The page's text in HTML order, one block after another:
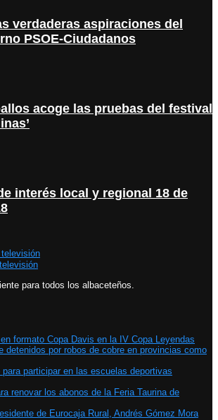
verdaderas aspiraciones del
PSOE-Ciudadanos
acoge las pruebas del festival
interés local y regional 18 de
para todos los albaceteños.
formato Copa Davis en la IV Copa Leyendas
detenidos por robos de cobre en provincias como
participar en las escuelas deportivas
renovar los abonos de la Feria Taurina de
de Eurocaja Rural, Andrés Gómez Mora